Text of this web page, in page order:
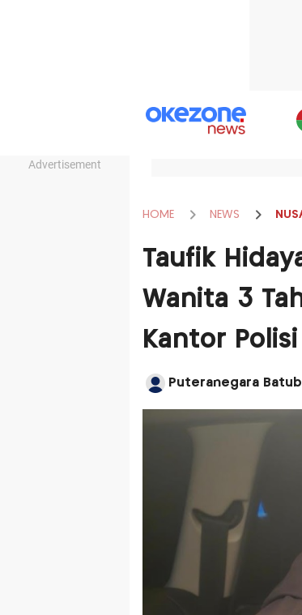
Advertisement
HOME NEWS
Taufik
Wanita 3
Kantor Polisi
Puteranegara